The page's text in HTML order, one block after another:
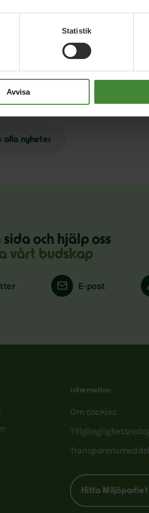
Statistik
Avvisa
måste tas på samma
på gatan
alla nyheter
och hjälp oss
vårt budskap
E-post
Information
Om cookies
Hitta Miljöpartiet